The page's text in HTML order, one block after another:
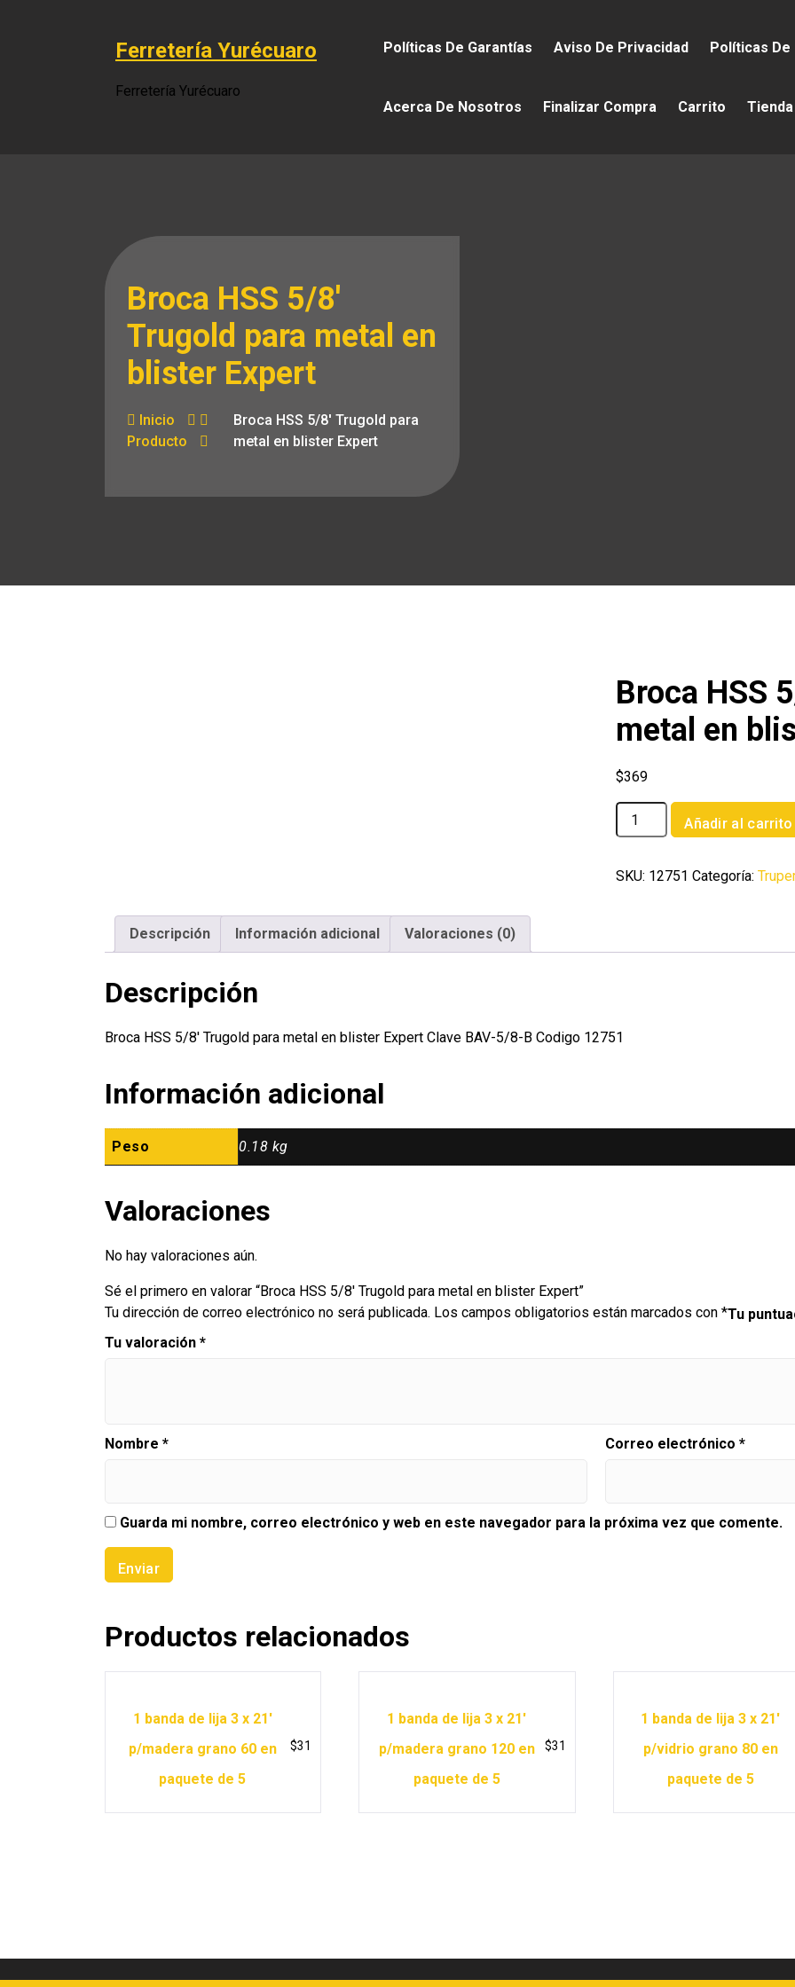
Ferretería Yurécuaro
Ferretería Yurécuaro
Políticas De Garantías Aviso De Privacidad Políticas De
Acerca De Nosotros Finalizar Compra Carrito
Broca HSS 5/8′
Trugold para metal en
blister Expert
Inicio
Producto
Broca HSS 5/8′ Trugold para
metal en blister Expert
Broca HSS
metal en
$369
Broca
HSS
Trugold
Añadir al carrito
SKU: 12751 Categoría:
Descripción Información adicional Valoraciones (0)
Descripción
Broca HSS 5/8′ Trugold para metal en blister Expert Clave BAV-5/8-B Codigo 12751
Información adicional
Peso 0.18 kg
Valoraciones
No hay valoraciones aún.
Sé el primero en valorar “Broca HSS 5/8′ Trugold para metal en blister Expert”
Tu dirección de correo electrónico no será publicada. Los campos obligatorios están marcados con *Tu
Tu valoración *
Nombre * Correo electrónico *
Guarda mi nombre, correo electrónico y web en este navegador para la próxima vez que comente.
Productos relacionados
1 banda de lija 3 x 21′
p/madera grano 60 en
paquete de 5
$31
1 banda de lija 3 x 21′
p/madera grano 120 en
paquete de 5
$31
1 banda de lija 3 x 21′
p/vidrio grano 80 en
paquete de 5